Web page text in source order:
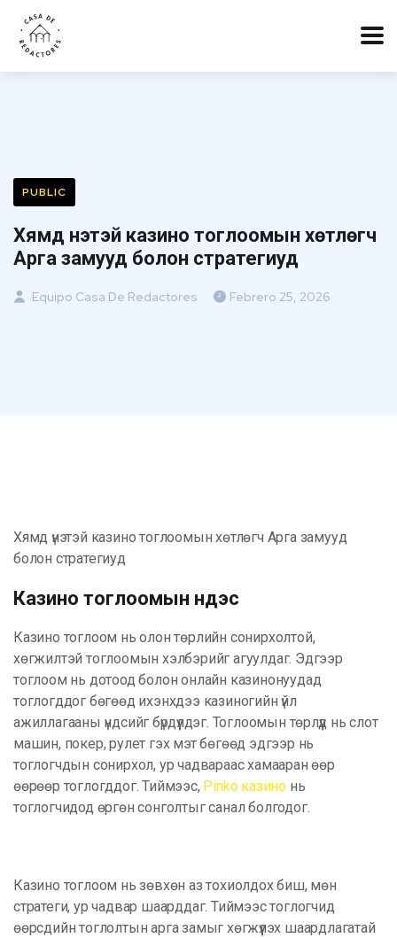
PUBLIC
Хямд үнэтэй казино тоглоомын хөтлөгч
Арга замууд болон стратегиуд
Equipo Casa De Redactores Febrero 25, 2026
Хямд үнэтэй казино тоглоомын хөтлөгч Арга замууд
болон стратегиуд
Казино тоглоомын үндэс
Казино тоглоом нь олон төрлийн сонирхолтой,
хөгжилтэй тоглоомын хэлбэрийг агуулдаг. Эдгээр
тоглоом нь дотоод болон онлайн казинонуудад
тоглогддог бөгөөд ихэнхдээ казиногийн үйл
ажиллагааны үндсийг бүрдүүлдэг. Тоглоомын төрлүүд нь слот
машин, покер, рулет гэх мэт бөгөөд эдгээр нь
тоглогчдын сонирхол, ур чадвараас хамааран өөр
өөрөөр тоглогддог. Тиймээс, Pinko казино нь
тоглогчидод өргөн сонголтыг санал болгодог.
Казино тоглоом нь зөвхөн аз тохиолдох биш, мөн
стратеги, ур чадвар шаарддаг. Тиймээс тоглогчид
өөрсдийн тоглолтын арга замыг хөгжүүлэх шаардлагатай